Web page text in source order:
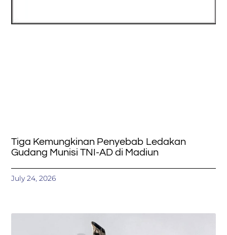
Tiga Kemungkinan Penyebab Ledakan
Gudang Munisi TNI-AD di Madiun
July 24, 2026